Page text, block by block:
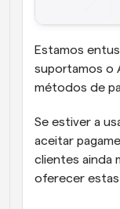
Estamos
suportamos o
métodos de
Se estiver a
aceitar
clientes ainda
oferecer